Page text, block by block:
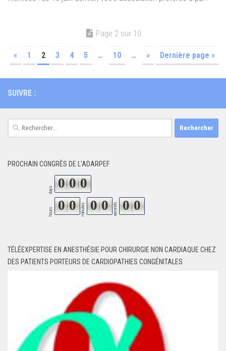
Page 2 sur 10
« 1 2 3 4 5 … 10 … » Dernière page »
SUIVRE :
Rechercher :
PROCHAIN CONGRÈS DE L'ADARPEF
days 0 0 0
hours 0 0 minutes 0 0 seconds 0 0
TÉLÉEXPERTISE EN ANESTHÉSIE POUR CHIRURGIE NON CARDIAQUE CHEZ
DES PATIENTS PORTEURS DE CARDIOPATHIES CONGÉNITALES